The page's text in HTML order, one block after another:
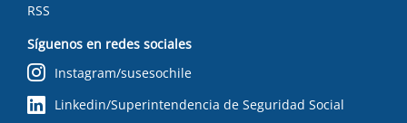
RSS
Síguenos en redes sociales
Instagram/susesochile
Linkedin/Superintendencia de Seguridad Social